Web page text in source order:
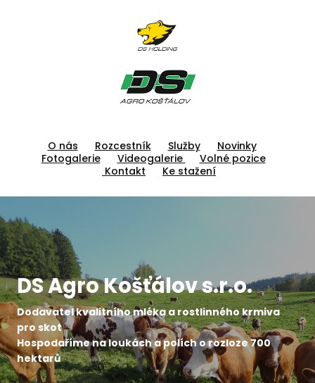
O nás Rozcestník Služby
Novinky
Fotogalerie
Videogalerie
Volné pozice
Kontakt
Ke stažení
DS Agro Košťálov s.r.o.
Dodavatel kvalitního mléka a rostlinného krmiva
pro skot
Hospodaříme na loukách a polích o rozloze 700
hektarů